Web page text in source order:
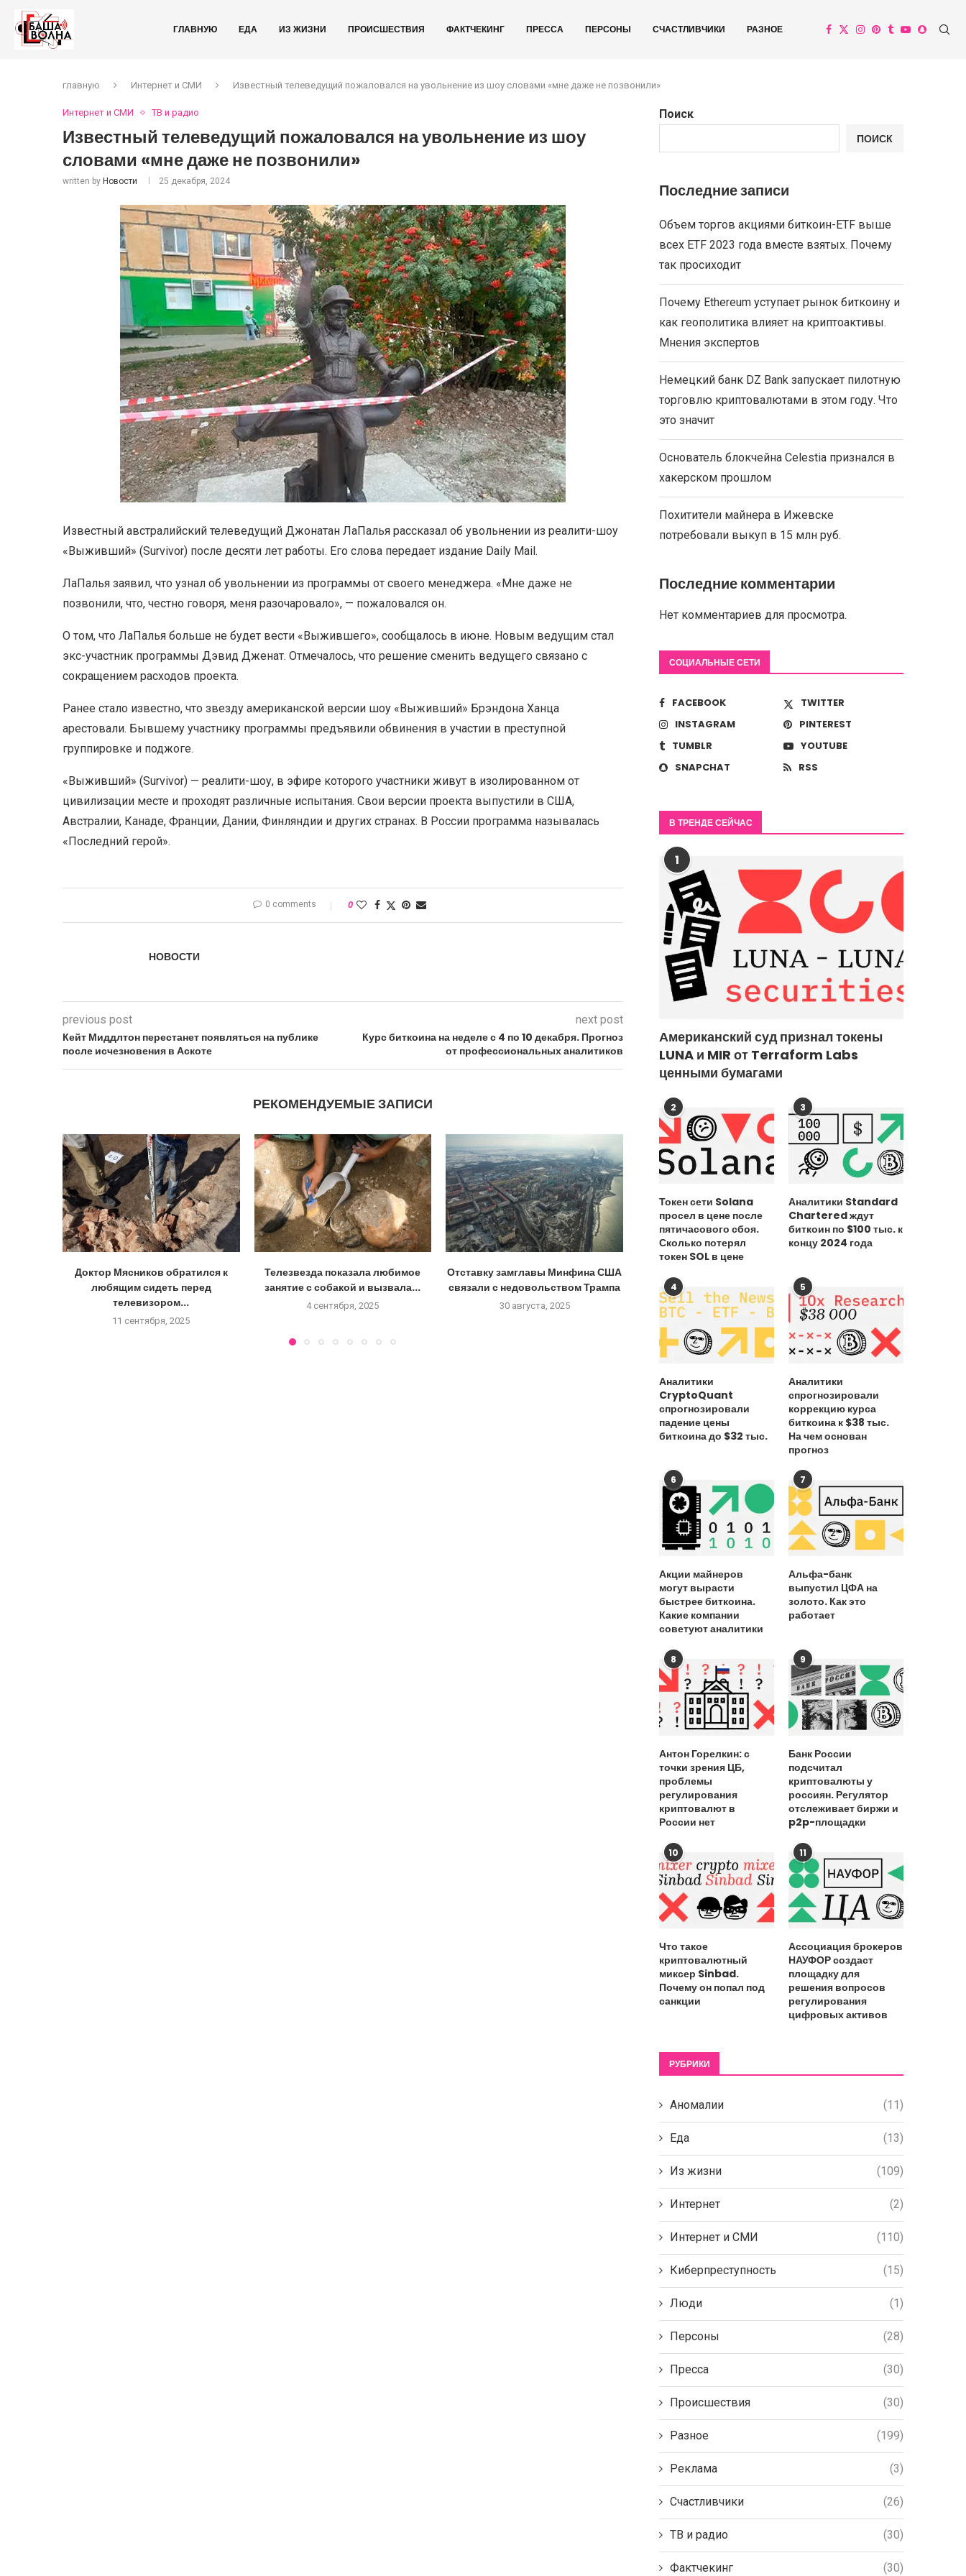
ГЛАВНУЮ ЕДА ИЗ ЖИЗНИ ПРОИСШЕСТВИЯ ФАКТЧЕКИНГ ПРЕССА ПЕРСОНЫ СЧАСТЛИВЧИКИ РАЗНОЕ
главную Интернет и СМИ Известный телеведущий пожаловался на увольнение из шоу словами «мне даже не позвонили»
Интернет и СМИ ТВ и радио
Известный телеведущий пожаловался на увольнение из шоу
словами «мне даже не позвонили»
written by Новости 25 декабря, 2024
Известный австралийский телеведущий Джонатан ЛаПалья рассказал об увольнении из реалити-шоу
«Выживший» (Survivor) после десяти лет работы. Его слова передает издание Daily Mail.
ЛаПалья заявил, что узнал об увольнении из программы от своего менеджера. «Мне даже не
позвонили, что, честно говоря, меня разочаровало», — пожаловался он.
О том, что ЛаПалья больше не будет вести «Выжившего», сообщалось в июне. Новым ведущим стал
экс-участник программы Дэвид Дженат. Отмечалось, что решение сменить ведущего связано с
сокращением расходов проекта.
Ранее стало известно, что звезду американской версии шоу «Выживший» Брэндона Ханца
арестовали. Бывшему участнику программы предъявили обвинения в участии в преступной
группировке и поджоге.
«Выживший» (Survivor) — реалити-шоу, в эфире которого участники живут в изолированном от
цивилизации месте и проходят различные испытания. Свои версии проекта выпустили в США,
Австралии, Канаде, Франции, Дании, Финляндии и других странах. В России программа называлась
«Последний герой».
0 comments 0
НОВОСТИ
previous post
Кейт Миддлтон перестанет появляться на публике
после исчезновения в Аскоте
next post
Курс биткоина на неделе с 4 по 10 декабря. Прогноз
от профессиональных аналитиков
РЕКОМЕНДУЕМЫЕ ЗАПИСИ
Доктор Мясников обратился к
любящим сидеть перед
телевизором...
11 сентября, 2025
Телезвезда показала любимое
занятие с собакой и вызвала...
4 сентября, 2025
Отставку замглавы Минфина США
связали с недовольством Трампа
30 августа, 2025
ограничения вызовов в России
28 августа, 2025 24 августа, 2025
Поиск
ПОИСК
Последние записи
Объем торгов акциями биткоин-ETF выше
всех ETF 2023 года вместе взятых. Почему
так просиходит
Почему Ethereum уступает рынок биткоину и
как геополитика влияет на криптоактивы.
Мнения экспертов
Немецкий банк DZ Bank запускает пилотную
торговлю криптовалютами в этом году. Что
это значит
Основатель блокчейна Celestia признался в
хакерском прошлом
Похитители майнера в Ижевске
потребовали выкуп в 15 млн руб.
Последние комментарии
Нет комментариев для просмотра.
СОЦИАЛЬНЫЕ СЕТИ
FACEBOOK
TWITTER
INSTAGRAM
PINTEREST
TUMBLR
YOUTUBE
SNAPCHAT
RSS
В ТРЕНДЕ СЕЙЧАС
1
Американский суд признал токены
LUNA и MIR от Terraform Labs
ценными бумагами
2
Токен сети Solana
просел в цене после
пятичасового сбоя.
Сколько потерял
токен SOL в цене
3
Аналитики Standard
Chartered ждут
биткоин по $100 тыс. к
концу 2024 года
4
Аналитики
CryptoQuant
спрогнозировали
падение цены
биткоина до $32 тыс.
5
Аналитики
спрогнозировали
коррекцию курса
биткоина к $38 тыс.
На чем основан
прогноз
6
Акции майнеров
могут вырасти
быстрее биткоина.
Какие компании
советуют аналитики
7
Альфа-банк
выпустил ЦФА на
золото. Как это
работает
8
Антон Горелкин: с
точки зрения ЦБ,
проблемы
регулирования
криптовалют в
России нет
9
Банк России
подсчитал
криптовалюты у
россиян. Регулятор
отслеживает биржи и
p2p-площадки
10
Что такое
криптовалютный
миксер Sinbad.
Почему он попал под
санкции
11
Ассоциация брокеров
НАУФОР создаст
площадку для
решения вопросов
регулирования
цифровых активов
РУБРИКИ
Аномалии (11)
Еда (13)
Из жизни (109)
Интернет (2)
Интернет и СМИ (110)
Киберпреступность (15)
Люди (1)
Персоны (28)
Пресса (30)
Происшествия (30)
Разное (199)
Реклама (3)
Счастливчики (26)
ТВ и радио (30)
Фактчекинг (30)